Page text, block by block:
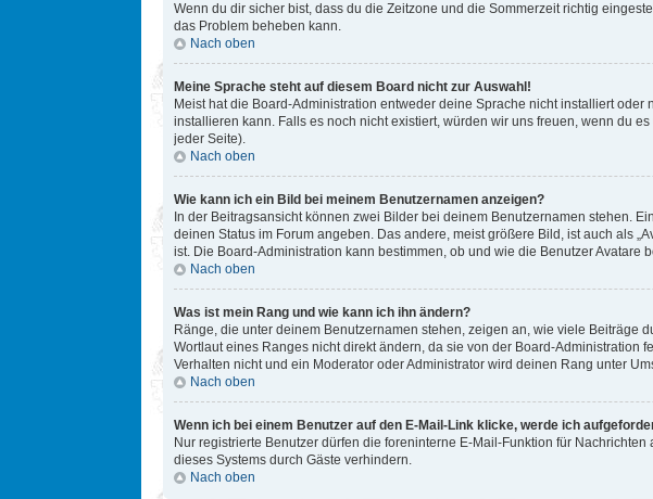
Wenn du dir sicher bist, dass du die Zeitzone und die Sommerzeit richtig
das Problem beheben kann.
Nach oben
Meine Sprache steht auf diesem Board nicht zur Auswahl!
Meist hat die Board-Administration entweder deine Sprache nicht installiert
installieren kann. Falls es noch nicht existiert, würden wir uns freuen, wenn du
jeder Seite).
Nach oben
Wie kann ich ein Bild bei meinem Benutzernamen anzeigen?
In der Beitragsansicht können zwei Bilder bei deinem Benutzernamen stehen.
deinen Status im Forum angeben. Das andere, meist größere Bild, ist auch als
ist. Die Board-Administration kann bestimmen, ob und wie die Benutzer
Nach oben
Was ist mein Rang und wie kann ich ihn ändern?
Ränge, die unter deinem Benutzernamen stehen, zeigen an, wie viele Beiträge
Wortlaut eines Ranges nicht direkt ändern, da sie von der Board-
Verhalten nicht und ein Moderator oder Administrator wird deinen Rang unter
Nach oben
Wenn ich bei einem Benutzer auf den E-Mail-Link klicke, werde ich
Nur registrierte Benutzer dürfen die foreninterne E-Mail-Funktion für
dieses Systems durch Gäste verhindern.
Nach oben